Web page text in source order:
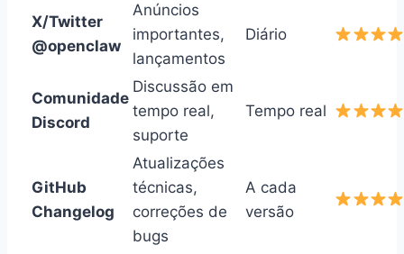
X/Twitter
@openclaw
Anúncios
importantes,
lançamentos
Diário
Comunidade
Discord
Discussão em
tempo real,
suporte
Tempo real
GitHub
Changelog
Atualizações
técnicas,
correções de
bugs
A cada
versão